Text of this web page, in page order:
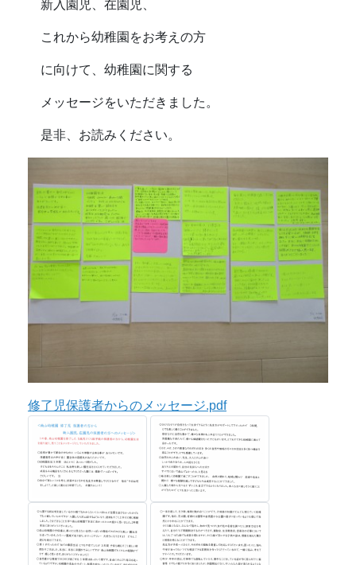
新入園児、在園児、
これから幼稚園をお考えの方
に向けて、幼稚園に関する
メッセージをいただきました。
是非、お読みください。
修了児保護者からのメッセージ.pdf